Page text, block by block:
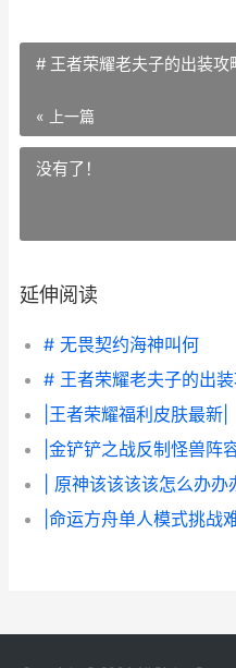
# 王者荣耀老夫子的出装攻
« 上一篇
没有了！
延伸阅读
# 无畏契约海神叫何
# 王者荣耀老夫子的出
|王者荣耀福利皮肤最新|
|金铲铲之战反制怪兽阵
| 原神该该该该怎么办
|命运方舟单人模式挑战